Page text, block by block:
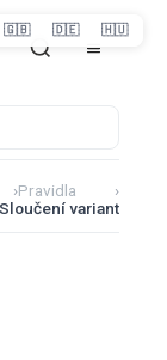
›Pravidla
›
variant
🇬🇧 🇩🇪 🇭🇺